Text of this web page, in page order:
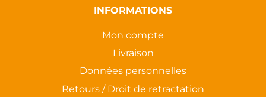
INFORMATIONS
Mon compte
Livraison
Données personnelles
Retours / Droit de retractation